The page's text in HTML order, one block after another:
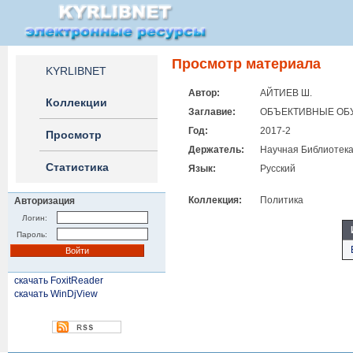
KYRLIBNET
Коллекции
Просмотр
Статистика
Авторизация
Логин:
Пароль:
скачать FoxitReader
скачать WinDjView
Просмотр материала
Автор:
АЙТИЕВ Ш.
Заглавие:
ОБЪЕКТИВНЫЕ
Год:
2017-2
Держатель:
Научная
Язык:
Русский
Коллекция: Политика